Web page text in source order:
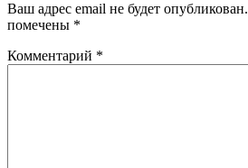
Ваш адрес email не будет опубликован.
помечены *
Комментарий *